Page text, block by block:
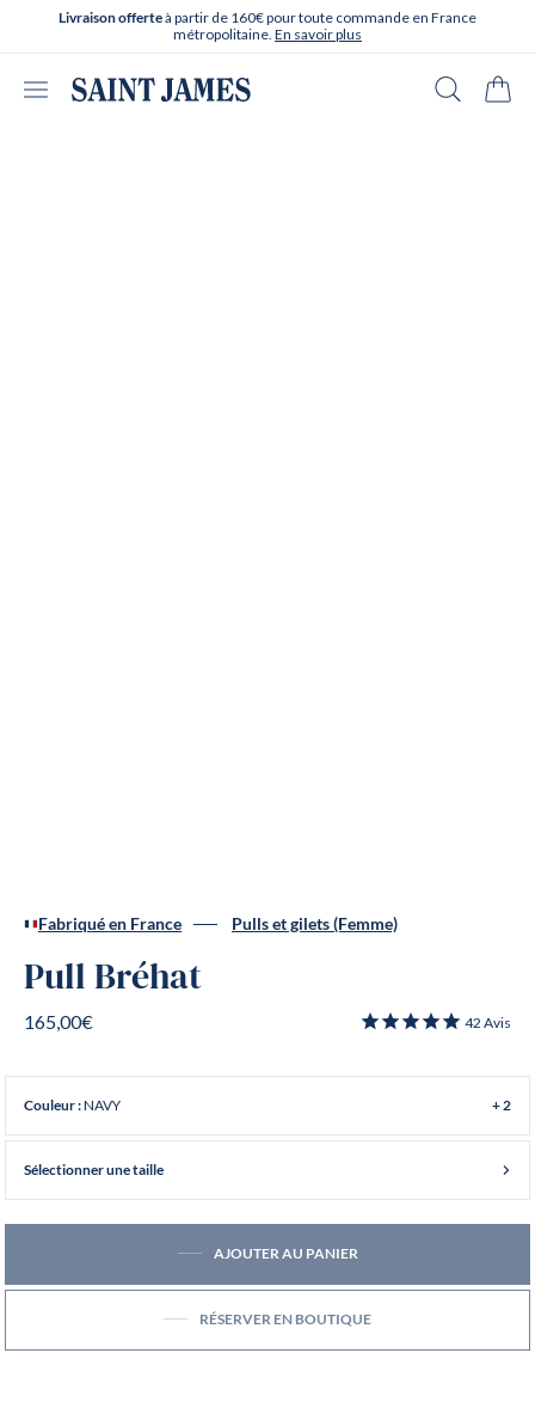
Aller directement au contenu
Livraison offerteà partir de 160€ pour toute commande en France
métropolitaine. En savoir plus
Ouvrir le menu
Fabriqué en France Pulls et gilets (Femme)
Pull Bréhat
165,00€ 42 Avis
Couleur :NAVY + 2
Sélectionner une taille
AJOUTER AU PANIER
RÉSERVER EN BOUTIQUE